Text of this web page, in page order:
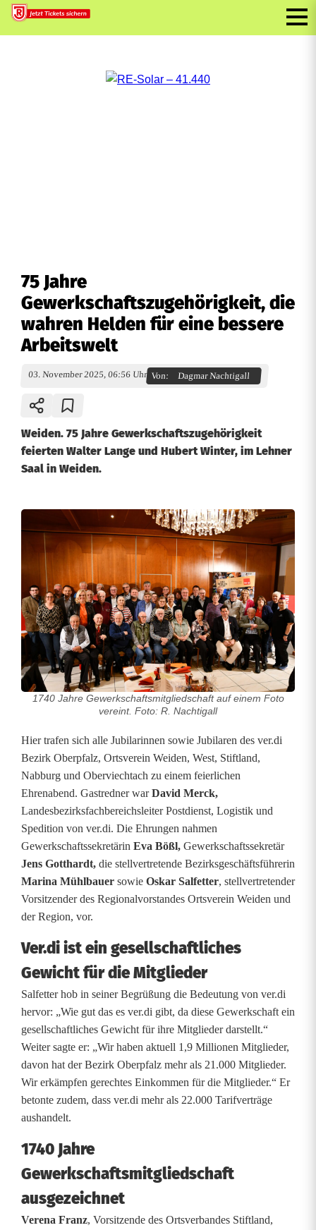
75 Jahre
Gewerkschaftszugehörigkeit, die
wahren Helden für eine bessere
Arbeitswelt
03. November 2025, 06:56 Uhr Von: Dagmar Nachtigall
Weiden. 75 Jahre Gewerkschaftszugehörigkeit
feierten Walter Lange und Hubert Winter, im Lehner
Saal in Weiden.
J
a
h
r
e
e
w
e
r
k
s
c
h
a
f
t
s
z
u
g
h
ö
r
1740 Jahre Gewerkschaftsmitgliedschaft auf einem Foto
vereint. Foto: R. Nachtigall
Hier trafen sich alle Jubilarinnen sowie Jubilaren des ver.di
Bezirk Oberpfalz, Ortsverein Weiden, West, Stiftland,
Nabburg und Oberviechtach zu einem feierlichen
Ehrenabend. Gastredner warDavid Merck,
Landesbezirksfachbereichsleiter Postdienst, Logistik und
Spedition von ver.di. Die Ehrungen nahmen
Gewerkschaftssekretärin Eva Bößl, Gewerkschaftssekretär
Jens Gotthardt, die stellvertretende Bezirksgeschäftsführerin
Marina Mühlbauer sowie Oskar Salfetter, stellvertretender
Vorsitzender des Regionalvorstandes Ortsverein Weiden und
der Region, vor.
Ver.di ist ein gesellschaftliches
Gewicht für die Mitglieder
Salfetter hob in seiner Begrüßung die Bedeutung von ver.di
hervor: „Wie gut das es ver.di gibt, da diese Gewerkschaft ein
gesellschaftliches Gewicht für ihre Mitglieder darstellt.“
Weiter sagte er: „Wir haben aktuell 1,9 Millionen Mitglieder,
davon hat der Bezirk Oberpfalz mehr als 21.000 Mitglieder.
Wir erkämpfen gerechtes Einkommen für die Mitglieder.“ Er
betonte zudem, dass ver.di mehr als 22.000 Tarifverträge
aushandelt.
1740 Jahre
Gewerkschaftsmitgliedschaft
ausgezeichnet
Verena Franz, Vorsitzende des Ortsverbandes Stiftland,